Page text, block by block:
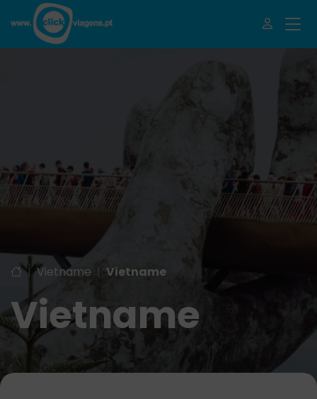
| Vietname | Vietname
Vietname